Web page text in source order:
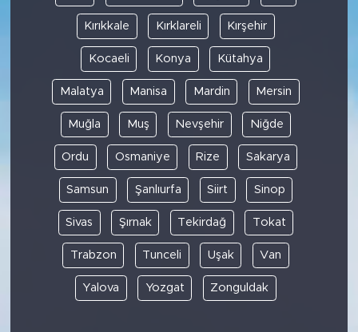
Kırıkkale Kırklareli Kırşehir
Kocaeli Konya Kütahya
Malatya Manisa Mardin Mersin
Muğla Muş Nevşehir Niğde
Ordu Osmaniye Rize Sakarya
Samsun Şanlıurfa Siirt Sinop
Sivas Şırnak Tekirdağ Tokat
Trabzon Tunceli Uşak Van
Yalova Yozgat Zonguldak